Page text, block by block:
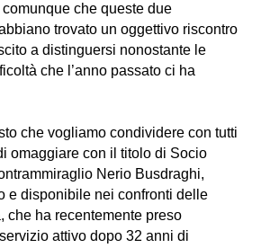
che queste due
trovato un oggettivo riscontro
a distinguersi nonostante le
che l’anno passato ci ha
che vogliamo condividere con tutti
omaggiare con il titolo di Socio
Nerio Busdraghi,
e disponibile nei confronti delle
che ha recentemente preso
attivo dopo 32 anni di